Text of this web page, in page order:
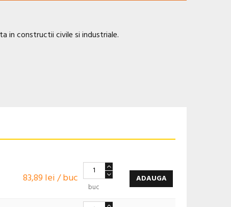
in constructii civile si industriale.
83,89 lei / buc
buc
ADAUGA